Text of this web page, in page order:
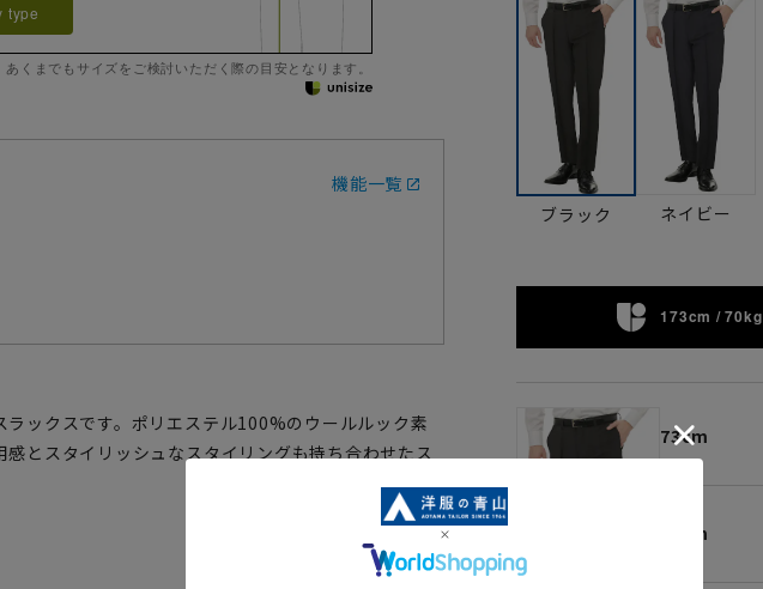
type
あくまでもサイズをご検討いただく際の目安となります。
機能一覧
ックスです。ポリエステル100%のウールルック素
とスタイリッシュなスタイリングも持ち合わせたス
ブラック ネイビー
173cm / 70kg
73cm
76cm